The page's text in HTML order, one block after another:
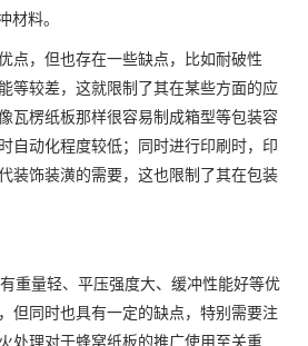
材料。
点，但也存在一些缺点，比如耐破性
等较差，这就限制了其在某些方面的应
瓦楞纸板那样很容易制成箱型等包装容
自动化程度较低；同时进行印刷时，印
装饰装潢的需要，这也限制了其在包装
重量轻、平压强度大、缓冲性能好等优
但同时也具有一定的缺点，特别需要注
处理对于蜂窝纸板的推广使用至关重